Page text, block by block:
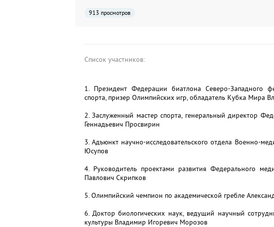
913 просмотров
Список участников:
1. Президент Федерации биатлона Северо-Западного
спорта, призер Олимпийских игр, обладатель Кубка Мира
2. Заслуженный мастер спорта, генеральный директор
Геннадьевич Просвирин
3. Адъюнкт научно-исследовательского отдела Военно-
Юсупов
4. Руководитель проектами развития Федерального
Павлович Скрипков
5. Олимпийский чемпион по академической гребле
6. Доктор биологических наук, ведущий научный
культуры Владимир Игоревич Морозов